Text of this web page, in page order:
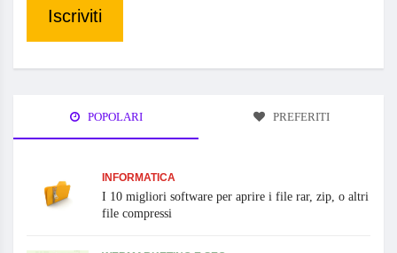
Iscriviti
POPOLARI PREFERITI
INFORMATICA
I 10 migliori software per aprire i file rar, zip, o altri
file compressi